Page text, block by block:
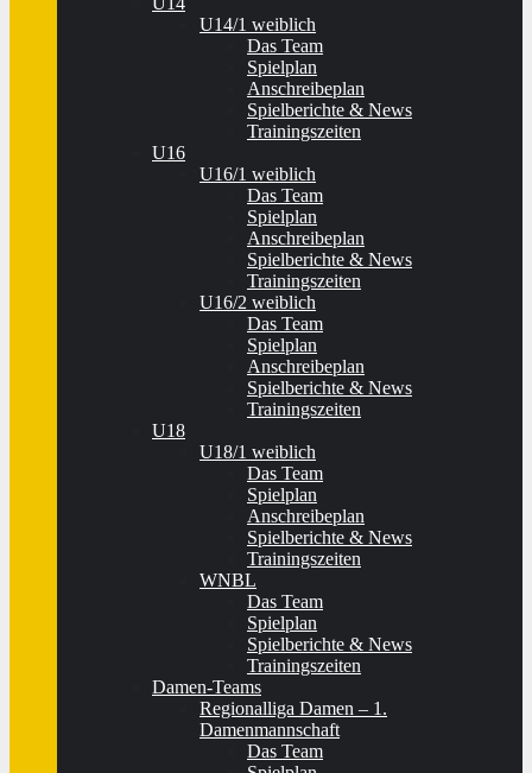
U14/1 weiblich
Das Team
Spielplan
Anschreibeplan
Spielberichte & News
Trainingszeiten
U16
U16/1 weiblich
Das Team
Spielplan
Anschreibeplan
Spielberichte & News
Trainingszeiten
U16/2 weiblich
Das Team
Spielplan
Anschreibeplan
Spielberichte & News
Trainingszeiten
U18
U18/1 weiblich
Das Team
Spielplan
Anschreibeplan
Spielberichte & News
Trainingszeiten
WNBL
Das Team
Spielplan
Spielberichte & News
Trainingszeiten
Damen-Teams
Regionalliga Damen – 1.
Damenmannschaft
Das Team